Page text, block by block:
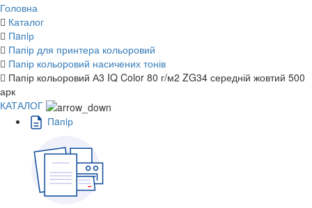
Головна
Каталог
Пaпiр
Папір для принтера кольоровий
Папір кольоровий насичених тонів
Папір кольоровий А3 IQ Color 80 г/м2 ZG34 середній жовтий 500
арк
КАТАЛОГ
Пaпiр